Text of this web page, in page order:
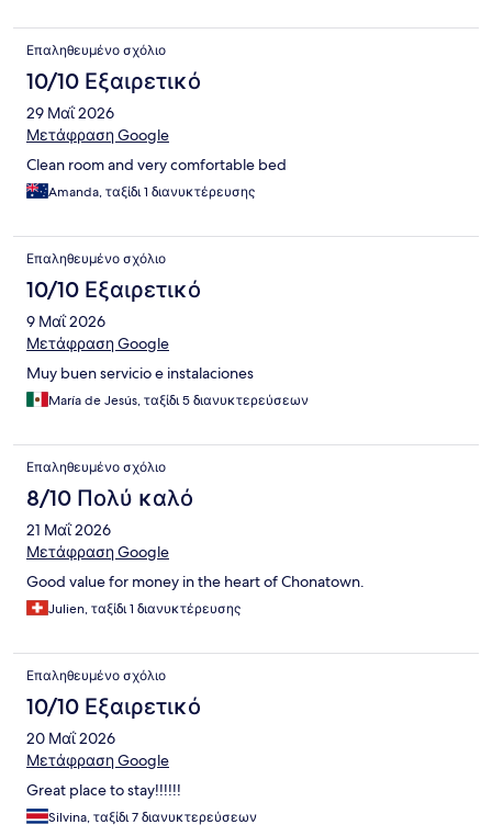
Επαληθευμένο σχόλιο
10/10 Εξαιρετικό
29 Μαΐ 2026
Μετάφραση Google
Clean room and very comfortable bed
Amanda, ταξίδι 1 διανυκτέρευσης
Επαληθευμένο σχόλιο
10/10 Εξαιρετικό
9 Μαΐ 2026
Μετάφραση Google
Muy buen servicio e instalaciones
María de Jesús, ταξίδι 5 διανυκτερεύσεων
Επαληθευμένο σχόλιο
8/10 Πολύ καλό
21 Μαΐ 2026
Μετάφραση Google
Good value for money in the heart of Chonatown.
Julien, ταξίδι 1 διανυκτέρευσης
Επαληθευμένο σχόλιο
10/10 Εξαιρετικό
20 Μαΐ 2026
Μετάφραση Google
Great place to stay!!!!!!
Silvina, ταξίδι 7 διανυκτερεύσεων